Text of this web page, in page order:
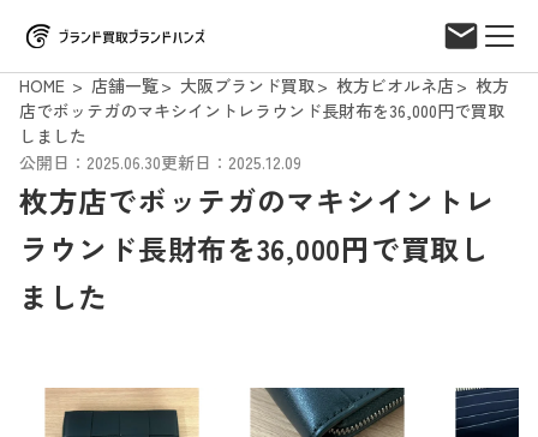
HOME 店舗一覧 大阪ブランド買取 枚方ビオルネ店
枚方
店でボッテガのマキシイントレラウンド長財布を36,000円で買取
しました
公開日：2025.06.30更新日：2025.12.09
枚方店でボッテガのマキシイントレ
ラウンド長財布を36,000円で買取し
ました